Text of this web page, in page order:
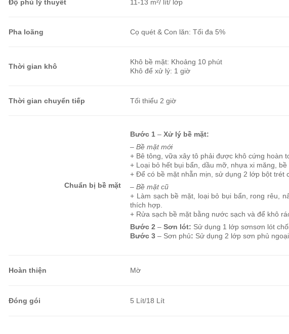
Độ phủ lý thuyết 11-13 m²/ lít/ lớp
Pha loãng Cọ quét & Con lăn: Tối đa 5%
Thời gian khô
Khô bề mặt: Khoảng 10 phút
Khô để xử lý: 1 giờ
Thời gian chuyển tiếp Tối thiểu 2 giờ
Chuẩn bị bề mặt
Bước 1 –Xử lý bề mặt:
– Bề mặt mới
+ Bê tông, vữa xây tô phải được khô cứng hoàn
+ Loại bỏ hết bụi bẩn, dầu mỡ, nhựa xi măng,
+ Để có bề mặt nhẵn mịn, sử dụng 2 lớp bột trét
– Bề mặt cũ
+ Làm sạch bề mặt, loại bỏ bụi bẩn, rong rêu,
thích hợp.
+ Rửa sạch bề mặt bằng nước sạch và để khô
Bước 2–Sơn lót: Sử dụng 1 lớp sơnsơn lót
Bước 3– Sơn phủ: Sử dụng 2 lớp sơn phủ
Hoàn thiện Mờ
Đóng gói 5 Lít/18 Lít